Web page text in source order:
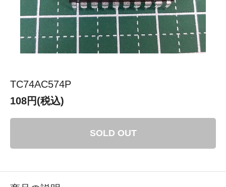
TC74AC574P
108円(税込)
SOLD OUT